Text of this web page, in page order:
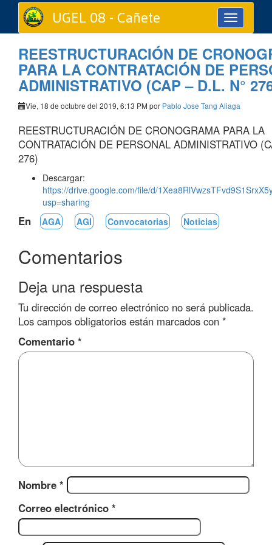
Toggle
navigation
UGEL 08 - Cañete
REESTRUCTURACIÓN DE
PARA LA CONTRATACIÓN DE
ADMINISTRATIVO (CAP – D.L. N°
Vie, 18 de octubre del 2019, 6:13 PM por Pablo Jose Tang Aliaga
REESTRUCTURACIÓN DE CRONOGRAMA PARA LA
CONTRATACIÓN DE PERSONAL ADMINISTRATIVO
276)
Descargar:
https://drive.google.com/file/d/
usp=sharing
En AGA AGI Convocatorias Noticias
Comentarios
Deja una respuesta
Tu dirección de correo electrónico no será publicada.
Los campos obligatorios están marcados con *
Comentario *
Nombre *
Correo electrónico *